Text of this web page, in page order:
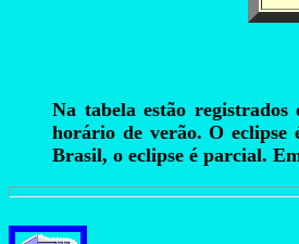
Na tabela estão
horário de verão. O eclipse
Brasil, o eclipse é parcial.